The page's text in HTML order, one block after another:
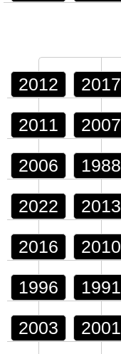
2012 2017
2011 2007
2006 1988
2022 2013
2016 2010
1996 1991
2003 2001